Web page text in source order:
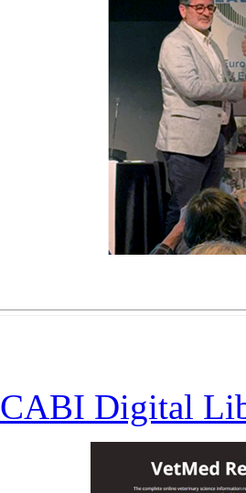
CABI Digital